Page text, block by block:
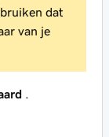
dat
van je